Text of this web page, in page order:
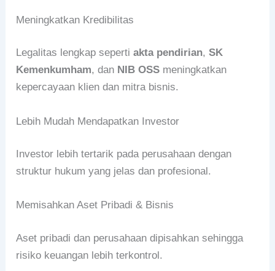
Meningkatkan Kredibilitas
Legalitas lengkap sepertiakta pendirian,SK
Kemenkumham, dan NIB OSS meningkatkan
kepercayaan klien dan mitra bisnis.
Lebih Mudah Mendapatkan Investor
Investor lebih tertarik pada perusahaan dengan
struktur hukum yang jelas dan profesional.
Memisahkan Aset Pribadi & Bisnis
Aset pribadi dan perusahaan dipisahkan sehingga
risiko keuangan lebih terkontrol.